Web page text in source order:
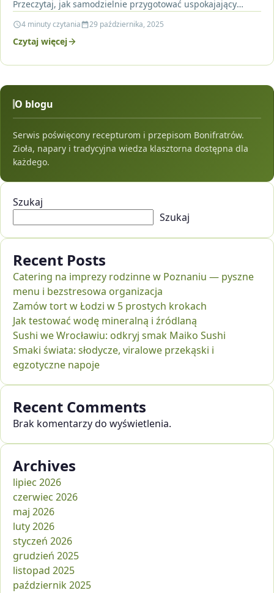
Przeczytaj, jak samodzielnie przygotować uspokajający
4 minuty czytania 29 października, 2025
Czytaj więcej
O blogu
Serwis poświęcony recepturom i przepisom Bonifratrów.
Zioła, napary i tradycyjna wiedza klasztorna dostępna dla
każdego.
Szukaj
Szukaj
Recent Posts
Catering na imprezy rodzinne w Poznaniu — pyszne
menu i bezstresowa organizacja
Zamów tort w Łodzi w 5 prostych krokach
Jak testować wodę mineralną i źródlaną
Sushi we Wrocławiu: odkryj smak Maiko Sushi
Smaki świata: słodycze, viralowe przekąski i
egzotyczne napoje
Recent Comments
Brak komentarzy do wyświetlenia.
Archives
lipiec 2026
czerwiec 2026
maj 2026
luty 2026
styczeń 2026
grudzień 2025
listopad 2025
październik 2025